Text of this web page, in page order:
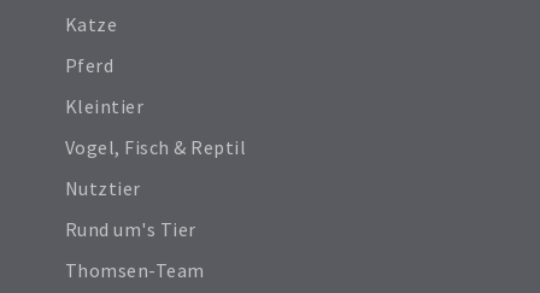
Katze
Pferd
Kleintier
Vogel, Fisch & Reptil
Nutztier
Rund um's Tier
Thomsen-Team